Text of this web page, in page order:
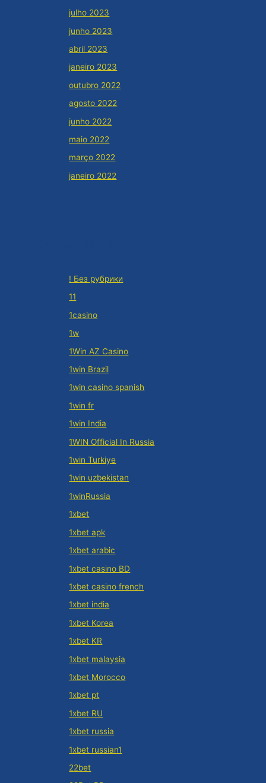
julho 2023
junho 2023
abril 2023
janeiro 2023
outubro 2022
agosto 2022
junho 2022
maio 2022
março 2022
janeiro 2022
! Без рубрики
11
1casino
1w
1Win AZ Casino
1win Brazil
1win casino spanish
1win fr
1win India
1WIN Official In Russia
1win Turkiye
1win uzbekistan
1winRussia
1xbet
1xbet apk
1xbet arabic
1xbet casino BD
1xbet casino french
1xbet india
1xbet Korea
1xbet KR
1xbet malaysia
1xbet Morocco
1xbet pt
1xbet RU
1xbet russia
1xbet russian1
22bet